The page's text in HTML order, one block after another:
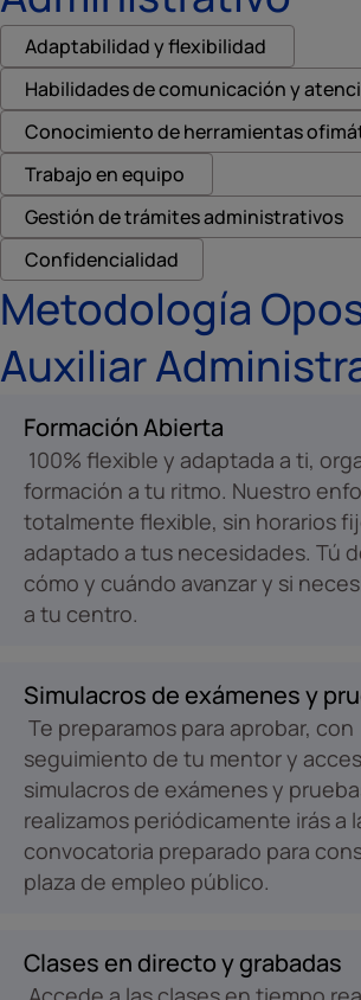
Adaptabilidad y flexibilidad
Habilidades de comunicación y
Conocimiento de herramientas
Trabajo en equipo
Gestión de trámites administrativos
Confidencialidad
Metodología
Auxiliar
Formación Abierta
100% flexible y adaptada a ti,
formación a tu ritmo. Nuestro
totalmente flexible, sin horarios
adaptado a tus necesidades. Tú
cómo y cuándo avanzar y si
a tu centro.
Simulacros de exámenes y
Te preparamos para aprobar, con
seguimiento de tu mentor y
simulacros de exámenes y
realizamos periódicamente irás a
convocatoria preparado para
plaza de empleo público.
Clases en directo y grabadas